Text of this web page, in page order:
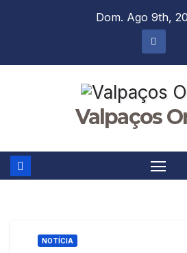
Dom. Ago 9th,
Valpaços
NOTÍCIA